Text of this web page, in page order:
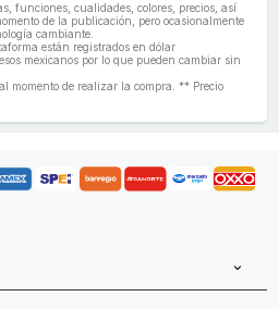
funciones, cualidades, colores, precios, así
de la publicación, pero ocasionalmente
cambiante.
están registrados en dólar
mexicanos por lo que pueden cambiar sin
momento de realizar la compra. ** Precio